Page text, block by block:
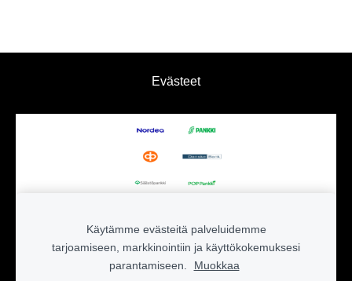
Evästeet
Käytämme evästeitä palveluidemme
tarjoamiseen, markkinointiin ja käyttökokemuksesi
parantamiseen.
Muokkaa